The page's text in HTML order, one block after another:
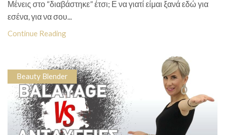
Μένεις στο “διαβάστηκε” έτσι; Ε να γιατί είμαι ξανά εδώ για
εσένα, για να σου...
Continue Reading
Beauty Blender